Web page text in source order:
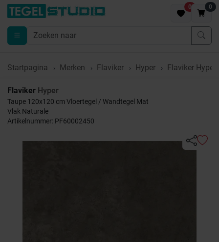
0 0
Startpagina Merken Flaviker Hyper Flaviker
Flaviker Hyper
Taupe 120x120 cm Vloertegel / Wandtegel Mat
Vlak Naturale
Artikelnummer: PF60002450